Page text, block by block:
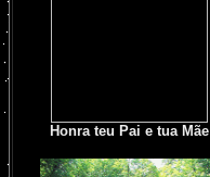
Honra teu Pai e tua Mãe